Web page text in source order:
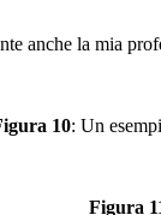
anche la mia
10: Un
Figura